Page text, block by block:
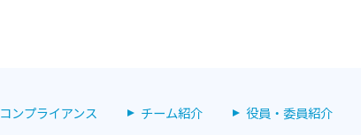
コンプライアンス チーム紹介 役員・委員紹介